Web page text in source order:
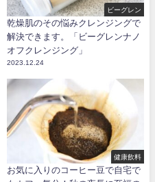
ビーグレン
乾燥肌のその悩みクレンジングで
解決できます。「ビーグレンナノ
オフクレンジング」
2023.12.24
健康飲料
お気に入りのコーヒー豆で自宅で